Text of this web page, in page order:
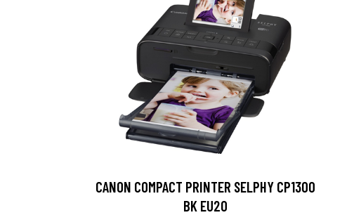
CANON COMPACT PRINTER SELPHY CP1300
BK EU20